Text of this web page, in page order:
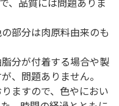
部分は肉原料由来のも
分が付着する場合や製
、問題ありません。
ますので、色やにおい